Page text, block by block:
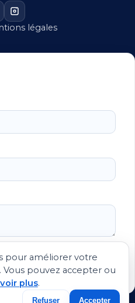
légales
pour améliorer votre
pouvez accepter ou
plus.
Refuser Accepter